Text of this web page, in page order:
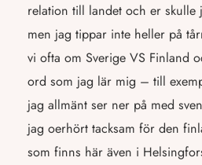
relation till landet och er skulle
men jag tippar inte heller på
vi ofta om Sverige VS Finland
ord som jag lär mig – till
jag allmänt ser ner på med
jag oerhört tacksam för den
som finns här även i